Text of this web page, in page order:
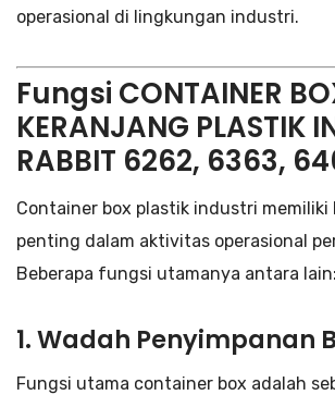
operasional di lingkungan industri.
Fungsi CONTAINER
KERANJANG PLASTIK
RABBIT 6262, 6363,
Container box plastik industri
penting dalam aktivitas operasional
Beberapa fungsi utamanya antara lain:
1. Wadah Penyimpanan
Fungsi utama container box adalah